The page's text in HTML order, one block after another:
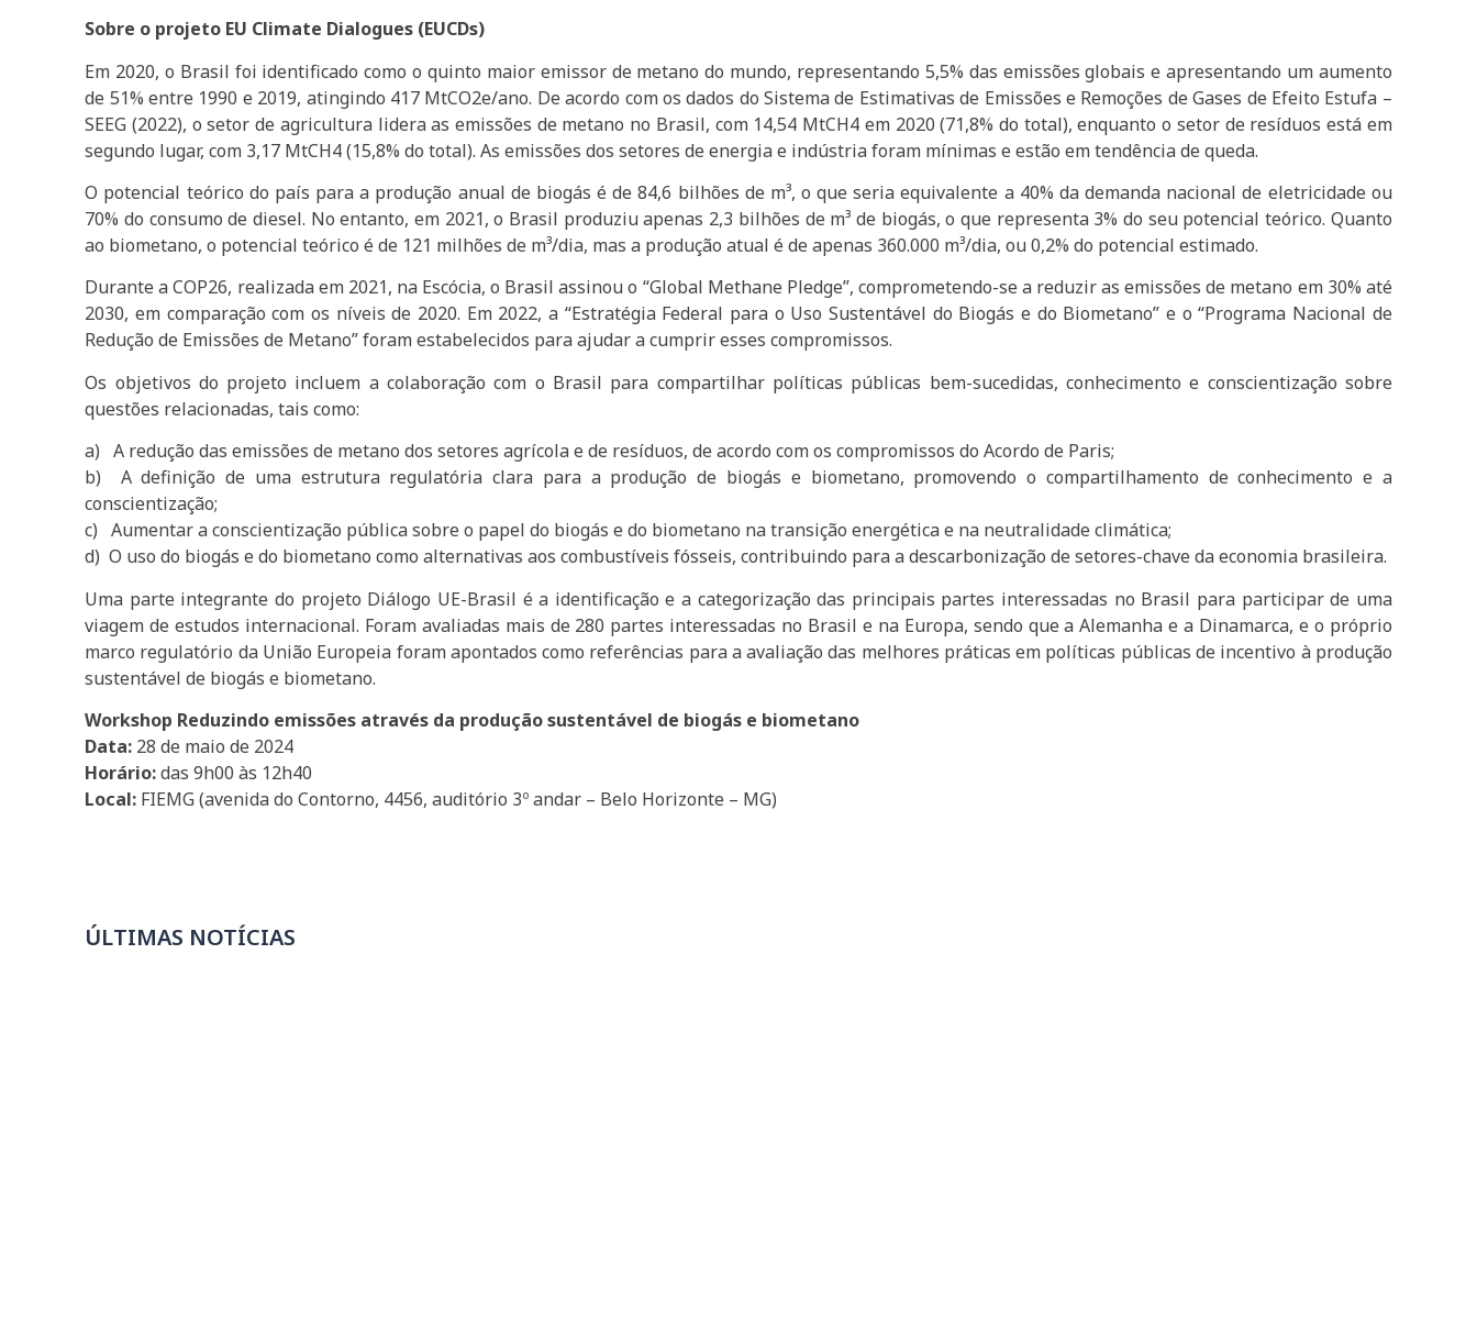
Sobre o projeto EU Climate Dialogues (EUCDs)
Em 2020, o Brasil foi identificado como o quinto maior emissor de metano do mundo, representando 5,5% das emissões globais e apresentando um aumento
de 51% entre 1990 e 2019, atingindo 417 MtCO2e/ano. De acordo com os dados do Sistema de Estimativas de Emissões e Remoções de Gases de Efeito Estufa –
SEEG (2022), o setor de agricultura lidera as emissões de metano no Brasil, com 14,54 MtCH4 em 2020 (71,8% do total), enquanto o setor de resíduos está em
segundo lugar, com 3,17 MtCH4 (15,8% do total). As emissões dos setores de energia e indústria foram mínimas e estão em tendência de queda.
O potencial teórico do país para a produção anual de biogás é de 84,6 bilhões de m³, o que seria equivalente a 40% da demanda nacional de eletricidade ou
70% do consumo de diesel. No entanto, em 2021, o Brasil produziu apenas 2,3 bilhões de m³ de biogás, o que representa 3% do seu potencial teórico. Quanto
ao biometano, o potencial teórico é de 121 milhões de m³/dia, mas a produção atual é de apenas 360.000 m³/dia, ou 0,2% do potencial estimado.
Durante a COP26, realizada em 2021, na Escócia, o Brasil assinou o “Global Methane Pledge”, comprometendo-se a reduzir as emissões de metano em 30% até
2030, em comparação com os níveis de 2020. Em 2022, a “Estratégia Federal para o Uso Sustentável do Biogás e do Biometano” e o “Programa Nacional de
Redução de Emissões de Metano” foram estabelecidos para ajudar a cumprir esses compromissos.
Os objetivos do projeto incluem a colaboração com o Brasil para compartilhar políticas públicas bem-sucedidas, conhecimento e conscientização sobre
questões relacionadas, tais como:
a) A redução das emissões de metano dos setores agrícola e de resíduos, de acordo com os compromissos do Acordo de Paris;
b) A definição de uma estrutura regulatória clara para a produção de biogás e biometano, promovendo o compartilhamento de conhecimento e a
conscientização;
c) Aumentar a conscientização pública sobre o papel do biogás e do biometano na transição energética e na neutralidade climática;
d) O uso do biogás e do biometano como alternativas aos combustíveis fósseis, contribuindo para a descarbonização de setores-chave da economia brasileira.
Uma parte integrante do projeto Diálogo UE-Brasil é a identificação e a categorização das principais partes interessadas no Brasil para participar de uma
viagem de estudos internacional. Foram avaliadas mais de 280 partes interessadas no Brasil e na Europa, sendo que a Alemanha e a Dinamarca, e o próprio
marco regulatório da União Europeia foram apontados como referências para a avaliação das melhores práticas em políticas públicas de incentivo à produção
sustentável de biogás e biometano.
Workshop Reduzindo emissões através da produção sustentável de biogás e biometano
Data: 28 de maio de 2024
Horário:das 9h00 às 12h40
Local: FIEMG (avenida do Contorno, 4456, auditório 3º andar – Belo Horizonte – MG)
ÚLTIMAS NOTÍCIAS